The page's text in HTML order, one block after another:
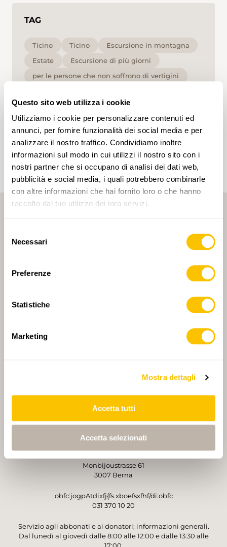
Questo sito web utilizza i cookie
Utilizziamo i cookie per personalizzare contenuti ed
annunci, per fornire funzionalità dei social media e per
analizzare il nostro traffico. Condividiamo inoltre
informazioni sul modo in cui utilizzi il nostro sito con i
nostri partner che si occupano di analisi dei dati web,
pubblicità e social media, i quali potrebbero combinarle
con altre informazioni che hai fornito loro o che hanno
raccolto dal tuo utilizzo dei loro servizi.
delNecessari
Preferenze
Statistiche
Marketing
Mostra dettagli
Accetta tutti
Accetta selezionati
TAG
Ticino Ticino
Escursione in montagna
Estate
Escursione di più giorni
per le persone che non soffrono di vertigini
Cliccando su un tag, puoi aggiungerlo al tuo
account e ottenere contenuti personalizzati in base
ai tuoi interessi. I tag possono essere salvati solo in
un account.
PARTNER PRINCIPALE E PARTNER DI TRASPORTO
GESTORE
Monbijoustrasse 61
3007 Berna
obfc:jogpAtdixfj{fs.xboefsxfhf/di:obfc
031 370 10 20
Servizio agli abbonati e ai donatori; informazioni generali.
Dal lunedì al giovedì dalle 8:00 alle 12:00 e dalle 13:30 alle